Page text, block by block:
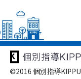
©2016 個別指導KIPPU